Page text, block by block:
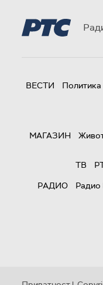
ВЕСТИ Политика
МАГАЗИН
ТВ
РАДИО
Радио